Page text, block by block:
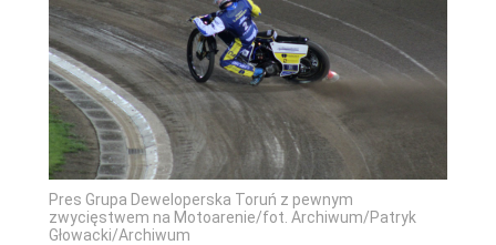
Pres Grupa Deweloperska Toruń z pewnym
zwycięstwem na Motoarenie/fot. Archiwum/Patryk
Głowacki/Archiwum